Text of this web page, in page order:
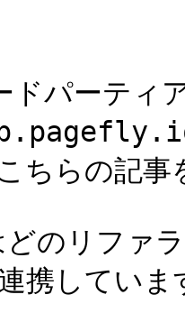
パーティ
ちらの記事
のリファ
携していま